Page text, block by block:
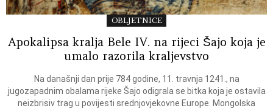
OBLJETNICE
Apokalipsa kralja Bele IV. na rijeci Šajo koja je
umalo razorila kraljevstvo
Na današnji dan prije 784 godine, 11. travnja 1241., na
jugozapadnim obalama rijeke Šajo odigrala se bitka koja je ostavila
neizbrisiv trag u povijesti srednjovjekovne Europe. Mongolska